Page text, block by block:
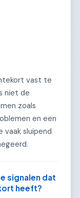
vast te
niet de
zoals
en een
vaak sluipend
signalen dat
heeft?